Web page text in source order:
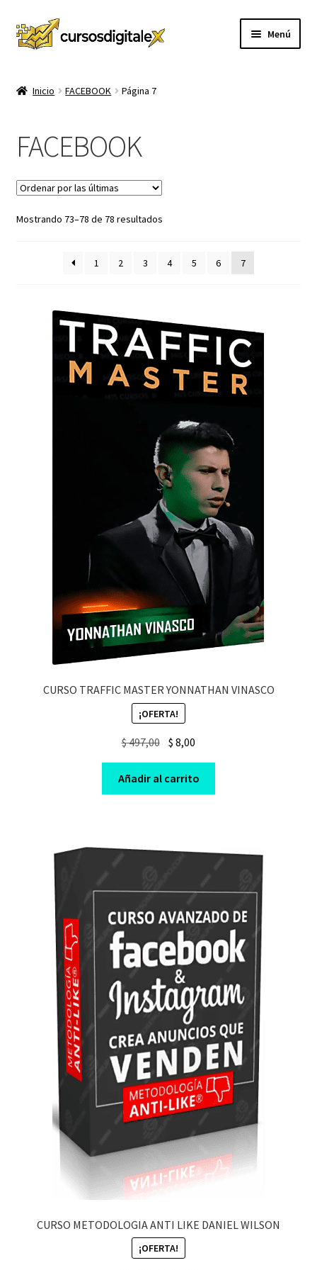
Ir
a
Ir
al
Menú
CURSOS
MEMBRESIA
MI CUENTA
Inicio FACEBOOK Página 7
FACEBOOK
Mostrando 73–78 de 78 resultadosSorted
1
2 3 4 5 6 7
CURSO TRAFFIC MASTER YONNATHAN VINASCO
¡OFERTA!
$497,00 Original
price
was:
$ 497,00.
$ 8,00
price
is:
$ 8,00.
Añadir al carrito
CURSO METODOLOGIA ANTI LIKE DANIEL WILSON
¡OFERTA!